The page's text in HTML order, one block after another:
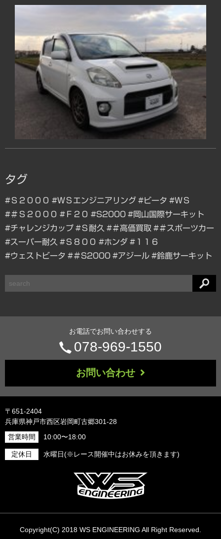
タグ
#Ｓ２０００ #ＷＳエンジニアリング #ビータ #ＷＳ
#＃Ｓ２０００ #Ｆ２０ #S2000 #岡山国際サーキット
#チャレンジカップ #Ｓ耐久 #＃高価買取 #＃スポーツカー
#スーパー耐久 #Ｓ８００ #ホンダ #１１６
#ウェストビータ #＃S2000 #アジール #鈴鹿サーキット
索
お電話でお問い合わせする
電
話
番
号：
078-969-1550
お問い合わせ
〒651-2404
兵庫県神戸市西区岩岡町古郷301-28
営業時間
10:00〜18:00
定休日 水曜日(※レース開催中はお休みを頂きます)
Copyright(C) 2018 WS ENGINEERING All Right Reserved.